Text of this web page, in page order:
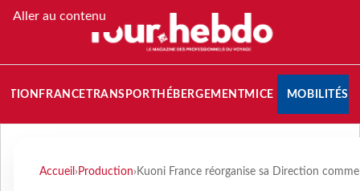
Aller au contenu
FRANCETRANSPORT HÉBERGEMENTMICE MOBILITÉS
Accueil › Production› Kuoni France réorganise sa Direction